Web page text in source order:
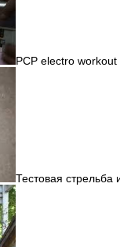
PCP electro workout
Тестовая